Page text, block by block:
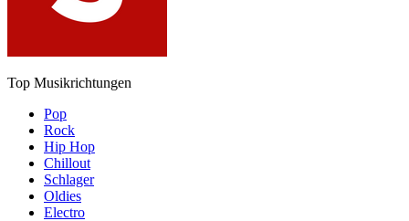
Top Musikrichtungen
Pop
Rock
Hip Hop
Chillout
Schlager
Oldies
Electro